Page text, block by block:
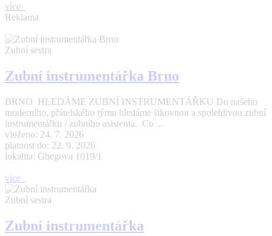
více
Reklama
Zubní sestra
Zubní instrumentářka Brno
BRNO HLEDÁME ZUBNÍ INSTRUMENTÁŘKU Do našeho
moderního, přátelského týmu hledáme šikovnou a spolehlivou zubní
instrumentářku / zubního asistenta. Co ...
vloženo: 24. 7. 2026
platnost do: 22. 9. 2026
lokalita: Ghegova 1019/1
více
Zubní sestra
Zubní instrumentářka